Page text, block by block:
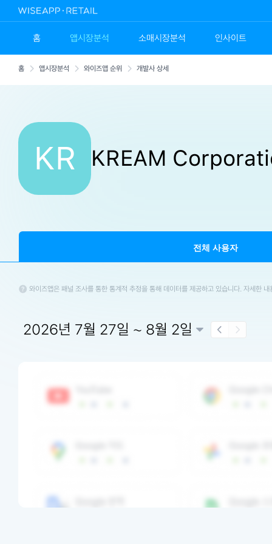
홈 앱시장분석 소매시장분석 인사이트
홈 앱시장분석 와이즈앱 순위 개발사 상세
KR KREAM
전체 사용자
와이즈앱은 패널 조사를 통한 통계적 추정을 통해 데이터를 제공하고 있습니다. 자세한
2026년 7월 27일 ~ 8월 2일